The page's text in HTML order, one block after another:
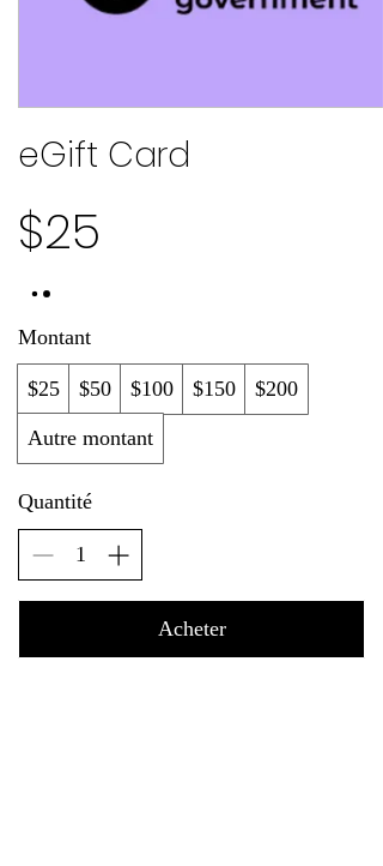
eGift Card
$25
Montant
$25 $50 $100 $150 $200
Autre montant
Quantité
Acheter